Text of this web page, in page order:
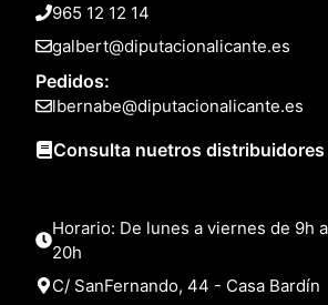
965 12 12 14
galbert@diputacionalicante.es
Pedidos:
lbernabe@diputacionalicante.es
Consulta nuetros distribuidores
Horario: De lunes a viernes de 9h
20h
C/ SanFernando, 44 - Casa Bardín